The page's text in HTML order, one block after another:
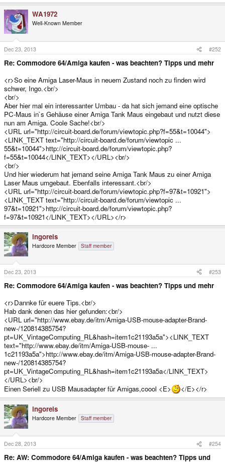
WA1972
Well-Known Member
Dec 23, 2013 #252
Re: Commodore 64/Amiga kaufen - was beachten? Tipps und mehr
<r>So eine Amiga Laser-Maus in neuem Zustand noch zu finden wird
schwer, Ingo.<br/>
<br/>
Aber hier mal ein interessanter Umbau - da hat sich jemand eine optische
PC-Maus in`s Gehäuse einer Amiga Tank Maus eingebaut und nutzt diese
nun am Amiga. Coole Sache!<br/>
<URL url="http://circuit-board.de/forum/viewtopic.php?f=55&t=10044">
<LINK_TEXT text="http://circuit-board.de/forum/viewtopic ...
55&t=10044">http://circuit-board.de/forum/viewtopic.php?
f=55&t=10044</LINK_TEXT></URL><br/>
<br/>
Und hier wiederum hat jemand seine Amiga Tank Maus zu einer Amiga
Laser Maus umgebaut. Ebenfalls interessant.<br/>
<URL url="http://circuit-board.de/forum/viewtopic.php?f=97&t=10921">
<LINK_TEXT text="http://circuit-board.de/forum/viewtopic ...
97&t=10921">http://circuit-board.de/forum/viewtopic.php?
f=97&t=10921</LINK_TEXT></URL></r>
ingoreis
Hardcore Member Staff member
Dec 23, 2013 #253
Re: Commodore 64/Amiga kaufen - was beachten? Tipps und mehr
<r>Dannke für euere Tips.<br/>
Hab dank denen das hier gefunden:<br/>
<URL url="http://www.ebay.de/itm/Amiga-USB-mouse-adapter-Brand-
new-/120814385754?
pt=UK_VintageComputing_RL&hash=item1c21193a5a"><LINK_TEXT
text="http://www.ebay.de/itm/Amiga-USB-mouse- ...
1c21193a5a">http://www.ebay.de/itm/Amiga-USB-mouse-adapter-Brand-
new-/120814385754?
pt=UK_VintageComputing_RL&hash=item1c21193a5a</LINK_TEXT>
</URL><br/>
Einen Seriell zu USB Mausadapter für Amigas,coool <E>
</E></r>
ingoreis
Hardcore Member Staff member
Dec 28, 2013 #254
Re: AW: Commodore 64/Amiga kaufen - was beachten? Tipps und